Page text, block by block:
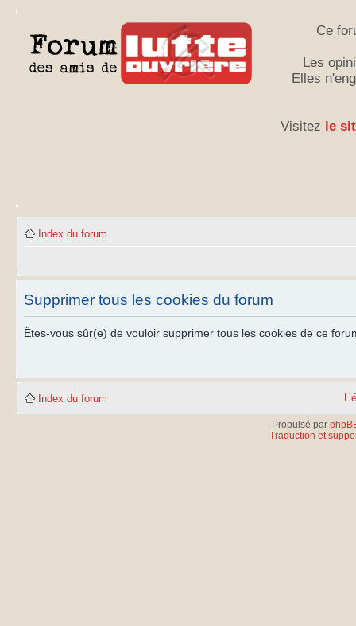
Ce
Les
Elles
Visitez le
Index du forum
Supprimer tous les cookies du forum
Êtes-vous sûr(e) de vouloir supprimer tous les cookies de ce
Index du forum
Propulsé par
Traduction et